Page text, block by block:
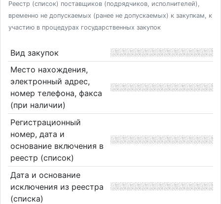
Реестр (список) поставщиков (подрядчиков, исполнителей),
временно не допускаемых (ранее не допускаемых) к закупкам, к
участию в процедурах государственных закупок
Вид закупок
Место нахождения,
электронный адрес,
номер телефона, факса
(при наличии)
Регистрационный
номер, дата и
основание включения в
реестр (список)
Дата и основание
исключения из реестра
(списка)